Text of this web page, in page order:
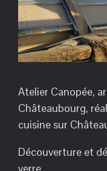
Atelier Canopée,
Châteaubourg,
cuisine sur
Découverture et
verre.